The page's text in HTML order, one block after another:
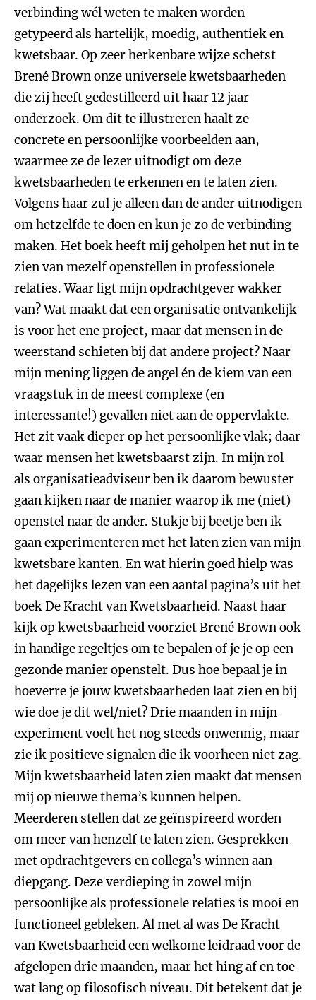
verbinding wél weten te maken worden
getypeerd als hartelijk, moedig, authentiek en
kwetsbaar. Op zeer herkenbare wijze schetst
Brené Brown onze universele kwetsbaarheden
die zij heeft gedestilleerd uit haar 12 jaar
onderzoek. Om dit te illustreren haalt ze
concrete en persoonlijke voorbeelden aan,
waarmee ze de lezer uitnodigt om deze
kwetsbaarheden te erkennen en te laten zien.
Volgens haar zul je alleen dan de ander uitnodigen
om hetzelfde te doen en kun je zo de verbinding
maken. Het boek heeft mij geholpen het nut in te
zien van mezelf openstellen in professionele
relaties. Waar ligt mijn opdrachtgever wakker
van? Wat maakt dat een organisatie ontvankelijk
is voor het ene project, maar dat mensen in de
weerstand schieten bij dat andere project? Naar
mijn mening liggen de angel én de kiem van een
vraagstuk in de meest complexe (en
interessante!) gevallen niet aan de oppervlakte.
Het zit vaak dieper op het persoonlijke vlak; daar
waar mensen het kwetsbaarst zijn. In mijn rol
als organisatieadviseur ben ik daarom bewuster
gaan kijken naar de manier waarop ik me (niet)
openstel naar de ander. Stukje bij beetje ben ik
gaan experimenteren met het laten zien van mijn
kwetsbare kanten. En wat hierin goed hielp was
het dagelijks lezen van een aantal pagina’s uit het
boek De Kracht van Kwetsbaarheid. Naast haar
kijk op kwetsbaarheid voorziet Brené Brown ook
in handige regeltjes om te bepalen of je je op een
gezonde manier openstelt. Dus hoe bepaal je in
hoeverre je jouw kwetsbaarheden laat zien en bij
wie doe je dit wel/niet? Drie maanden in mijn
experiment voelt het nog steeds onwennig, maar
zie ik positieve signalen die ik voorheen niet zag.
Mijn kwetsbaarheid laten zien maakt dat mensen
mij op nieuwe thema’s kunnen helpen.
Meerderen stellen dat ze geïnspireerd worden
om meer van henzelf te laten zien. Gesprekken
met opdrachtgevers en collega’s winnen aan
diepgang. Deze verdieping in zowel mijn
persoonlijke als professionele relaties is mooi en
functioneel gebleken. Al met al was De Kracht
van Kwetsbaarheid een welkome leidraad voor de
afgelopen drie maanden, maar het hing af en toe
wat lang op filosofisch niveau. Dit betekent dat je